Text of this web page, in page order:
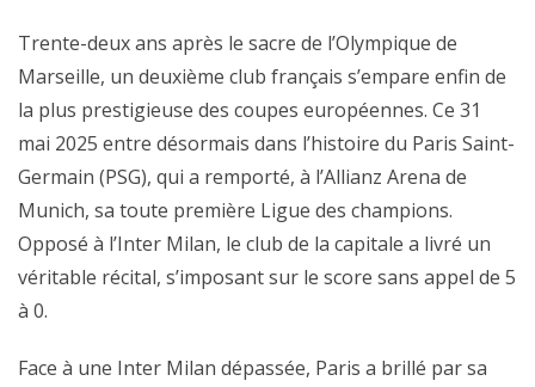
Trente-deux ans après le sacre de l’Olympique de
Marseille, un deuxième club français s’empare enfin de
la plus prestigieuse des coupes européennes. Ce 31
mai 2025 entre désormais dans l’histoire du Paris Saint-
Germain (PSG), qui a remporté, à l’Allianz Arena de
Munich, sa toute première Ligue des champions.
Opposé à l’Inter Milan, le club de la capitale a livré un
véritable récital, s’imposant sur le score sans appel de 5
à 0.
Face à une Inter Milan dépassée, Paris a brillé par sa